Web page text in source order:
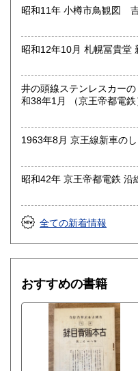
領収書をご希望されている
済前にご連絡ください】
沿えないことをご了承く
は、ご注文の前後にご連
●御公費でのご購入の場
文をお願い申し上げます
価格3,000円以上からお受
●お問い合わせはメール
ご連絡先を記載のうえ、
沿線名：-
定休日：土日祝休&不定休
-
取り扱い分野
古書一般（その他）
昭和12年10月 札幌冨貴堂
井の頭線ステンレスカー
和38年1月 （京王帝都電鉄
全ての新着情報
おすすめの書籍